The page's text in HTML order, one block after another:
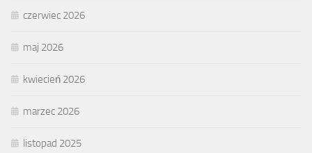
czerwiec 2026
maj 2026
kwiecień 2026
marzec 2026
listopad 2025